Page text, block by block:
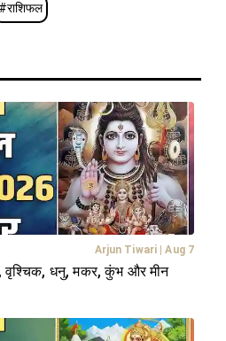
#राशिफल
Arjun Tiwari | Aug 7
वृश्चिक, धनु, मकर, कुंभ और मीन